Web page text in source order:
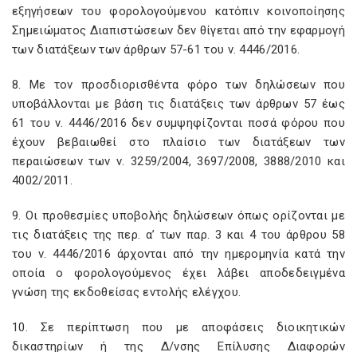
εξηγήσεων του φορολογούμενου κατόπιν κοινοποίησης
Σημειώματος Διαπιστώσεων δεν θίγεται από την εφαρμογή
των διατάξεων των άρθρων 57-61 του ν. 4446/2016.
8. Με τον προσδιορισθέντα φόρο των δηλώσεων που
υποβάλλονται με βάση τις διατάξεις των άρθρων 57 έως
61 του ν. 4446/2016 δεν συμψηφίζονται ποσά φόρου που
έχουν βεβαιωθεί στο πλαίσιο των διατάξεων των
περαιώσεων των ν. 3259/2004, 3697/2008, 3888/2010 και
4002/2011.
9. Οι προθεσμίες υποβολής δηλώσεων όπως ορίζονται με
τις διατάξεις της περ. α’ των παρ. 3 και 4 του άρθρου 58
του ν. 4446/2016 άρχονται από την ημερομηνία κατά την
οποία ο φορολογούμενος έχει λάβει αποδεδειγμένα
γνώση της εκδοθείσας εντολής ελέγχου.
10. Σε περίπτωση που με αποφάσεις διοικητικών
δικαστηρίων ή της Δ/νσης Επίλυσης Διαφορών